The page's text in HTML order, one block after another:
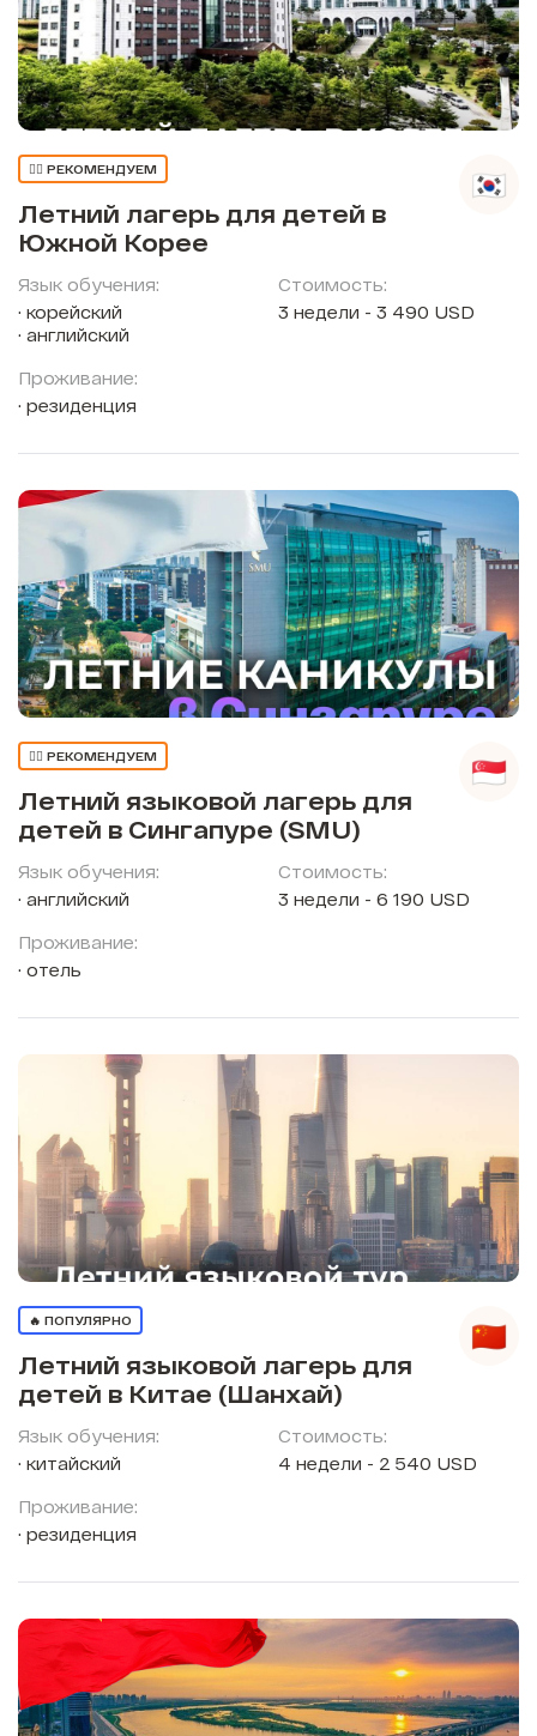
👍🏼 РЕКОМЕНДУЕМ
Летний лагерь для детей в
Южной Корее
Язык обучения:
корейский
английский
Проживание:
резиденция
Стоимость:
3 недели - 3 490 USD
👍🏼 РЕКОМЕНДУЕМ
Летний языковой лагерь для
детей в Сингапуре (SMU)
Язык обучения:
английский
Проживание:
отель
Стоимость:
3 недели - 6 190 USD
🔥 ПОПУЛЯРНО
Летний языковой лагерь для
детей в Китае (Шанхай)
Язык обучения:
китайский
Проживание:
резиденция
Стоимость:
4 недели - 2 540 USD